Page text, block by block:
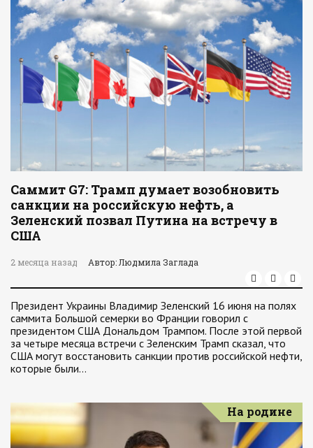
Cаммит G7: Трамп думает возобновить
санкции на российскую нефть, а
Зеленский позвал Путина на встречу в
США
2 месяца назад Автор: Людмила Заглада
Президент Украины Владимир Зеленский 16 июня на полях
саммита Большой семерки во Франции говорил с
президентом США Дональдом Трампом. После этой первой
за четыре месяца встречи с Зеленским Трамп сказал, что
США могут восстановить санкции против российской нефти,
которые были…
На родине